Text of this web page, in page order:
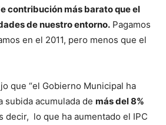
contribución más barato que el
de nuestro entorno. Pagamos
en el 2011, pero menos que el
que “el Gobierno Municipal ha
subida acumulada de más del 8%
decir, lo que ha aumentado el IPC